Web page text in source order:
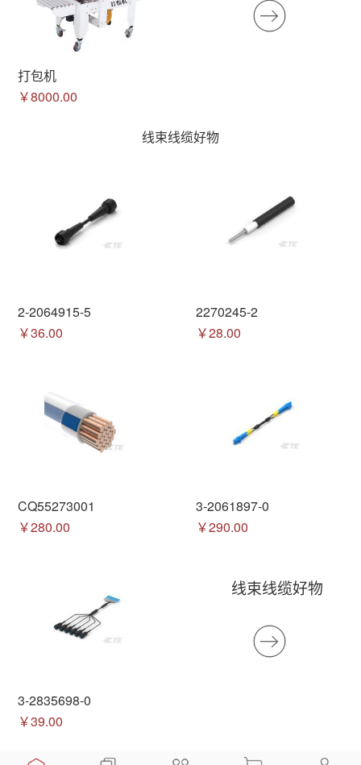
打包机
￥8000.00
线束线缆好物
2-2064915-5
￥36.00
2270245-2
￥28.00
CQ55273001
￥280.00
3-2061897-0
￥290.00
3-2835698-0
￥39.00
线束线缆好物